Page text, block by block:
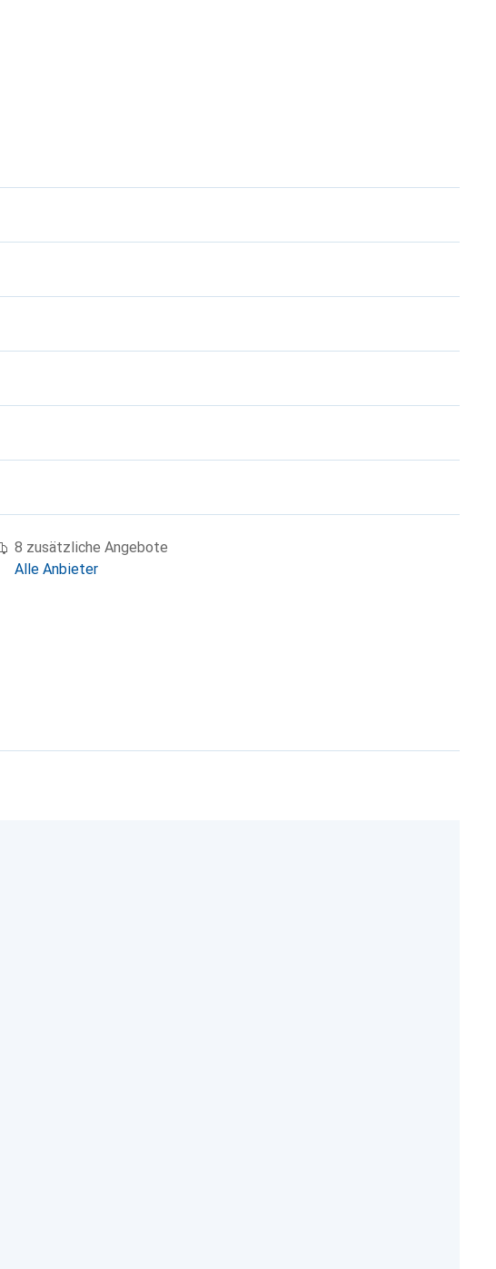
8 zusätzliche Angebote
Alle Anbieter